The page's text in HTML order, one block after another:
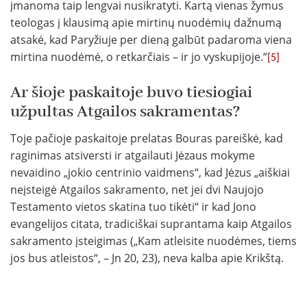
įmanoma taip lengvai nusikratyti. Kartą vienas žymus
teologas į klausimą apie mirtinų nuodėmių dažnumą
atsakė, kad Paryžiuje per dieną galbūt padaroma viena
mirtina nuodėmė, o retkarčiais – ir jo vyskupijoje.“ [5]
Ar šioje paskaitoje buvo tiesiogiai
užpultas Atgailos sakramentas?
Toje pačioje paskaitoje prelatas Bouras pareiškė, kad
raginimas atsiversti ir atgailauti Jėzaus mokyme
nevaidino „jokio centrinio vaidmens“, kad Jėzus „aiškiai
neįsteigė Atgailos sakramento, net jei dvi Naujojo
Testamento vietos skatina tuo tikėti“ ir kad Jono
evangelijos citata, tradiciškai suprantama kaip Atgailos
sakramento įsteigimas („Kam atleisite nuodėmes, tiems
jos bus atleistos“, – Jn 20, 23), neva kalba apie Krikštą.